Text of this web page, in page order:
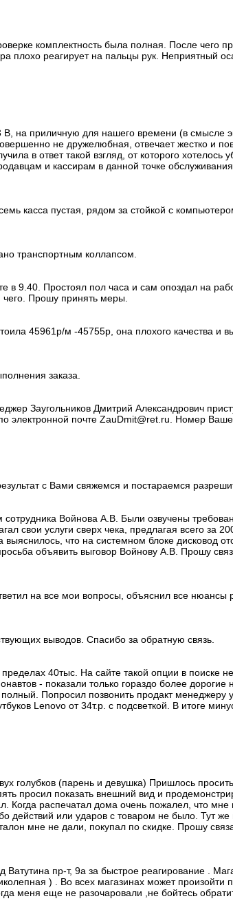
комплектность была полная. После чего
реагирует на пальцы рук. Неприятный
на приличную для нашего времени (в смысле
не дружелюбная, отвечает жестко и
в ответ такой взгляд, от которого хотелось
и кассирам в данной точке
касса пустая, рядом за стойкой с
транспортным коллапсом.
Простоял пол часа и сам опоздал на
Прошу принять меры.
45961р/м -45755р, она плохого качества и
заказа.
Заугольников Дмитрий Александрович
электронной почте ZauDmit@ret.ru. Номер
с Вами свяжемся и постараемся
Войнова А.В. Были озвучены
свои услуги сверх чека, предлагая всего за
что на системном блоке дисковод
объявить выговор Войнову А.В. Прошу
на все мои вопросы, объяснил все нюансы
выводов. Спасибо за обратную связь.
40тыс. На сайте такой опции в поиске
- показали только гораздо более дорогие
Попросил позвонить продакт менеджеру
Lenovo от 34т.р. с подсветкой. В итоге
голубков (парень и девушка) Пришлось
просил показать внешний вид и
распечатал дома очень пожалел, что мне
или ударов с товаром не было. Тут же
мне не дали, покупал по скидке. Прошу
пр-т, 9а за быстрое реагирование .
) . Во всех магазинах может произойти
меня еще не разочаровали ,не бойтесь